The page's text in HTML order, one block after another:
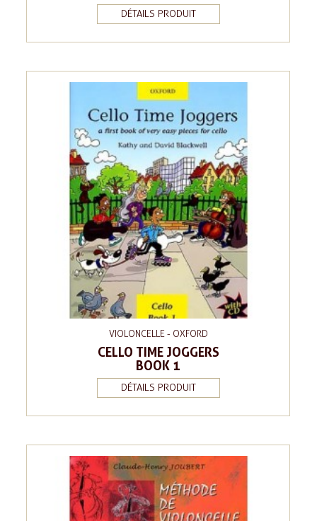
DÉTAILS PRODUIT
VIOLONCELLE - OXFORD
CELLO TIME JOGGERS
BOOK 1
DÉTAILS PRODUIT